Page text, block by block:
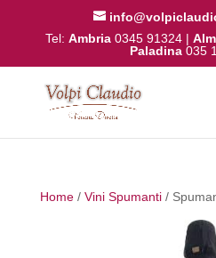
Tel: Ambria 0345 91324|
Paladina 035
Home/ Vini Spumanti/